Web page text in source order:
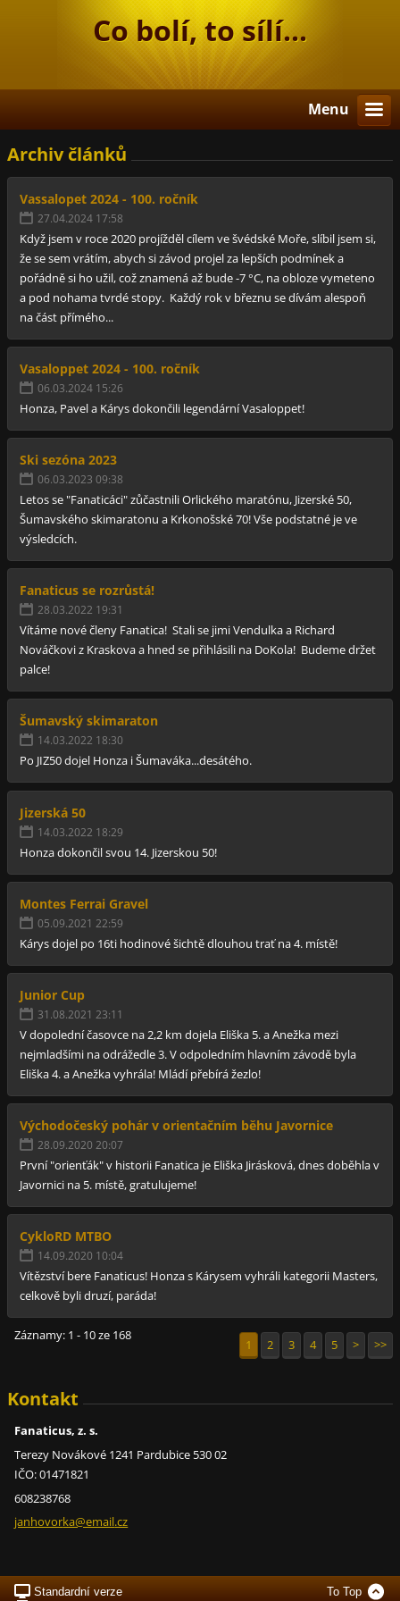
Co bolí, to sílí...
Menu
Archiv článků
Vassalopet 2024 - 100. ročník
27.04.2024 17:58
Když jsem v roce 2020 projížděl cílem ve švédské Moře, slíbil jsem si,
že se sem vrátím, abych si závod projel za lepších podmínek a
pořádně si ho užil, což znamená až bude -7 °C, na obloze vymeteno
a pod nohama tvrdé stopy. Každý rok v březnu se dívám alespoň
na část přímého...
Vasaloppet 2024 - 100. ročník
06.03.2024 15:26
Honza, Pavel a Kárys dokončili legendární Vasaloppet!
Ski sezóna 2023
06.03.2023 09:38
Letos se "Fanaticáci" zůčastnili Orlického maratónu, Jizerské 50,
Šumavského skimaratonu a Krkonošské 70! Vše podstatné je ve
výsledcích.
Fanaticus se rozrůstá!
28.03.2022 19:31
Vítáme nové členy Fanatica! Stali se jimi Vendulka a Richard
Nováčkovi z Kraskova a hned se přihlásili na DoKola! Budeme držet
palce!
Šumavský skimaraton
14.03.2022 18:30
Po JIZ50 dojel Honza i Šumaváka...desátého.
Jizerská 50
14.03.2022 18:29
Honza dokončil svou 14. Jizerskou 50!
Montes Ferrai Gravel
05.09.2021 22:59
Kárys dojel po 16ti hodinové šichtě dlouhou trať na 4. místě!
Junior Cup
31.08.2021 23:11
V dopolední časovce na 2,2 km dojela Eliška 5. a Anežka mezi
nejmladšími na odrážedle 3. V odpoledním hlavním závodě byla
Eliška 4. a Anežka vyhrála! Mládí přebírá žezlo!
Východočeský pohár v orientačním běhu Javornice
28.09.2020 20:07
První "orienťák" v historii Fanatica je Eliška Jirásková, dnes doběhla v
Javornici na 5. místě, gratulujeme!
CykloRD MTBO
14.09.2020 10:04
Vítězství bere Fanaticus! Honza s Kárysem vyhráli kategorii Masters,
celkově byli druzí, paráda!
Záznamy: 1 - 10 ze 168
1 2 3 4 5 > >>
Kontakt
Fanaticus, z. s.
Terezy Novákové 1241 Pardubice 530 02
IČO: 01471821
608238768
janhovorka@email.cz
Standardní verze To Top